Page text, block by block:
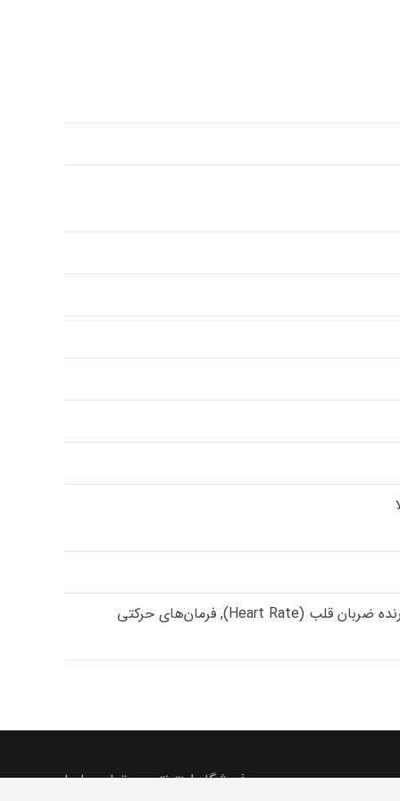
دما و رطوبت (Temperature & Humidity), روشنایی (Lighting), سنجش اکسیژن خون (SPO2), شمارنده ضربان قلب (Heart Rate), فرمان‌های حرکتی
فروشگاه اینترنتی تماس با ما